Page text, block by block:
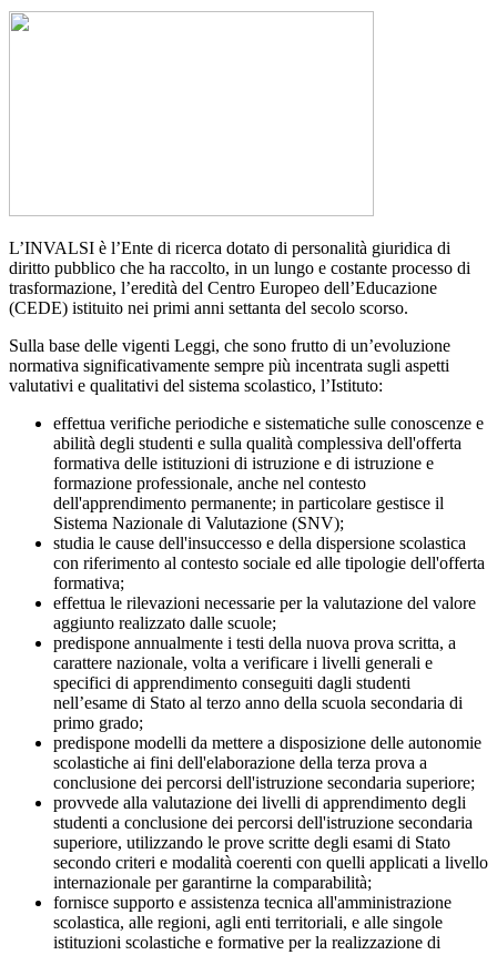
L’INVALSI è l’Ente di ricerca dotato di personalità giuridica di
diritto pubblico che ha raccolto, in un lungo e costante processo di
trasformazione, l’eredità del Centro Europeo dell’Educazione
(CEDE) istituito nei primi anni settanta del secolo scorso.
Sulla base delle vigenti Leggi, che sono frutto di un’evoluzione
normativa significativamente sempre più incentrata sugli aspetti
valutativi e qualitativi del sistema scolastico, l’Istituto:
effettua verifiche periodiche e sistematiche sulle conoscenze e
abilità degli studenti e sulla qualità complessiva dell'offerta
formativa delle istituzioni di istruzione e di istruzione e
formazione professionale, anche nel contesto
dell'apprendimento permanente; in particolare gestisce il
Sistema Nazionale di Valutazione (SNV);
studia le cause dell'insuccesso e della dispersione scolastica
con riferimento al contesto sociale ed alle tipologie dell'offerta
formativa;
effettua le rilevazioni necessarie per la valutazione del valore
aggiunto realizzato dalle scuole;
predispone annualmente i testi della nuova prova scritta, a
carattere nazionale, volta a verificare i livelli generali e
specifici di apprendimento conseguiti dagli studenti
nell’esame di Stato al terzo anno della scuola secondaria di
primo grado;
predispone modelli da mettere a disposizione delle autonomie
scolastiche ai fini dell'elaborazione della terza prova a
conclusione dei percorsi dell'istruzione secondaria superiore;
provvede alla valutazione dei livelli di apprendimento degli
studenti a conclusione dei percorsi dell'istruzione secondaria
superiore, utilizzando le prove scritte degli esami di Stato
secondo criteri e modalità coerenti con quelli applicati a livello
internazionale per garantirne la comparabilità;
fornisce supporto e assistenza tecnica all'amministrazione
scolastica, alle regioni, agli enti territoriali, e alle singole
istituzioni scolastiche e formative per la realizzazione di